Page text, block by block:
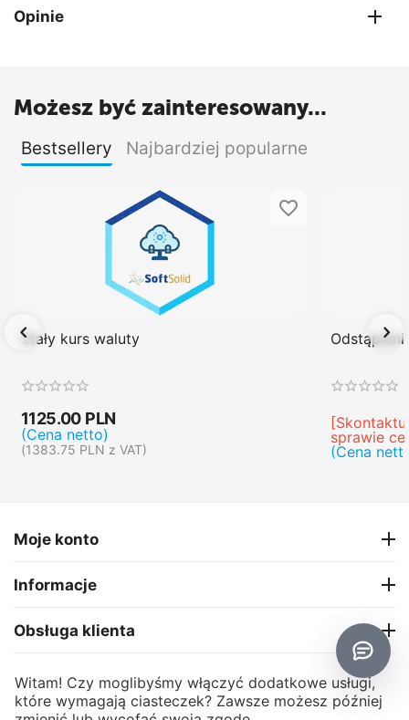
Opinie
Możesz być zainteresowany...
Bestsellery Najbardziej popularne
Stały kurs waluty
1125.00 PLN
(Cena netto)
(1383.75 PLN z VAT)
sprawie
(Cena
Moje konto
Informacje
Obsługa klienta
O firmie
Witam! Czy moglibyśmy włączyć dodatkowe usługi,
które wymagają ciasteczek? Zawsze możesz później